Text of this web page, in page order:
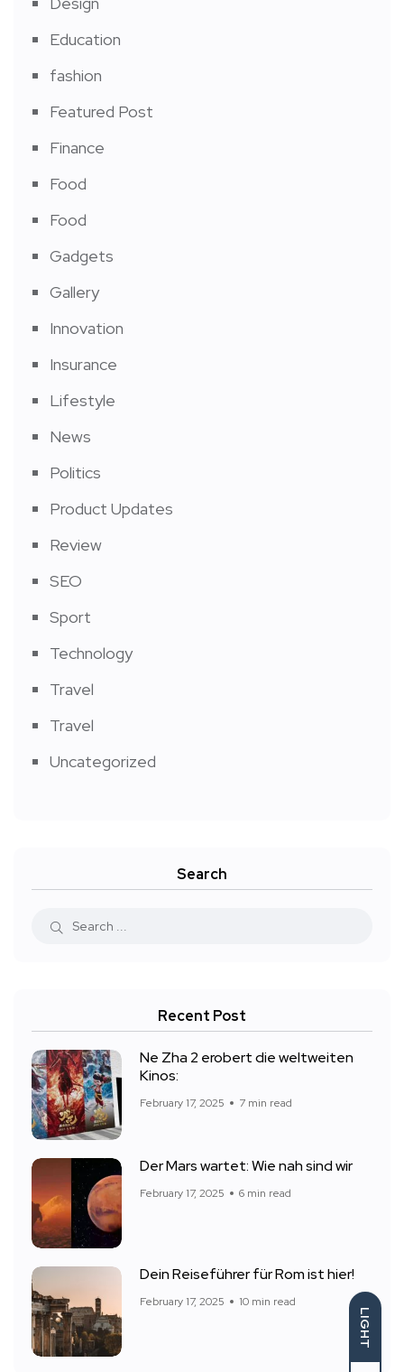
LIGHT
Education
fashion
Featured Post
Finance
Food
Food
Gadgets
Gallery
Innovation
Insurance
Lifestyle
News
Politics
Product Updates
Review
SEO
Sport
Technology
Travel
Travel
Uncategorized
Search
Recent Post
Ne Zha 2 erobert die weltweiten
Kinos:
February 17, 2025 7 min read
Der Mars wartet: Wie nah sind wir
February 17, 2025 6 min read
Dein Reiseführer für Rom ist hier!
February 17, 2025 10 min read